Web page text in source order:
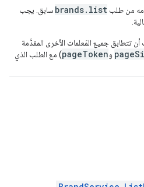
من طلب brands.list سابق. يجب
تتطابق جميع المَعلمات الأخرى المقدَّمة
وpageToken) مع الطلب الذي